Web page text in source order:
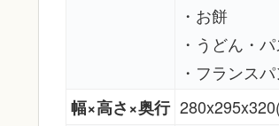
・お餅
・うどん・
・フランス
幅×高さ×奥行